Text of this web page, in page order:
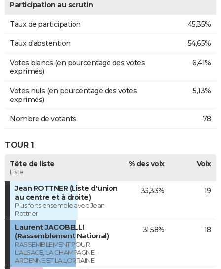
Participation au scrutin
Taux de participation 45,35%
Taux d'abstention 54,65%
Votes blancs (en pourcentage des votes
exprimés)
6,41%
Votes nuls (en pourcentage des votes
exprimés)
5,13%
Nombre de votants 78
TOUR 1
Tête de liste
Liste
% des voix Voix
Jean ROTTNER (Liste d'union
au centre et à droite)
Plus forts ensemble avec Jean
Rottner
33,33% 19
Laurent JACOBELLI
(Rassemblement National)
RASSEMBLEMENT POUR
L'ALSACE, LA CHAMPAGNE-
ARDENNE ET LA LORRAINE
31,58% 18